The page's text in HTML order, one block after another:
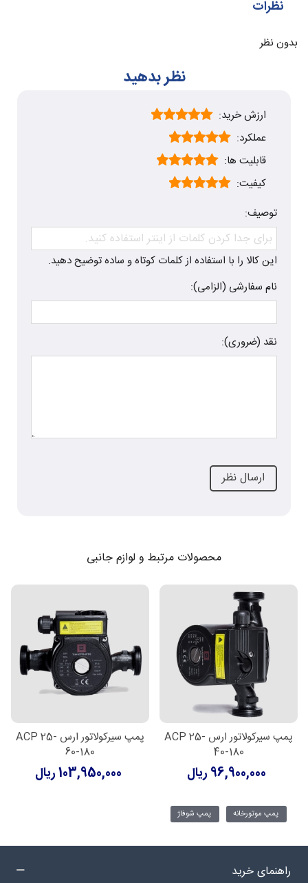
نظرات
بدون نظر
نظر بدهید
ارزش خرید:
عملکرد:
قابلیت ها:
کیفیت:
توصیف:
این کالا را با استفاده از کلمات کوتاه و ساده توضیح دهید.
نام سفارشی (الزامی):
نقد (ضروری):
محصولات مرتبط و لوازم جانبی
پمپ سیرکولاتور ارس ACP 25-
40-180
96,900,000 ریال
پمپ سیرکولاتور ارس ACP 25-
60-180
103,950,000 ریال
پمپ موتورخانه پمپ شوفاژ
راهنمای خرید